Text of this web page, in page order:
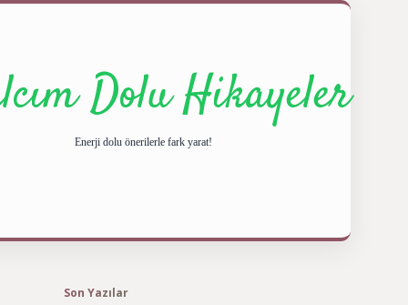
Dolu Hikayeler
Enerji dolu önerilerle fark yarat!
Son Yazılar